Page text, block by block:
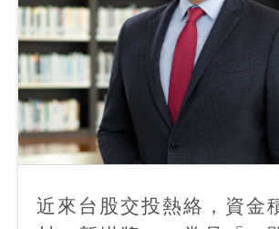
近來台股交投熱絡，資金